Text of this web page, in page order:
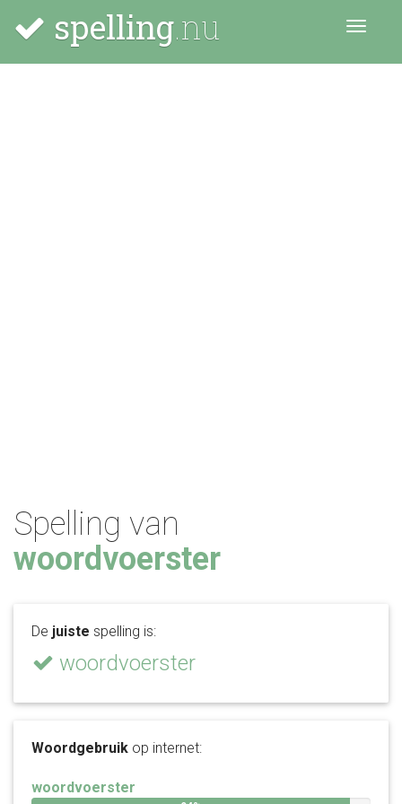
spelling.nu Menu
Spelling van
woordvoerster
De juiste spelling is:
woordvoerster
Woordgebruik op internet:
woordvoerster